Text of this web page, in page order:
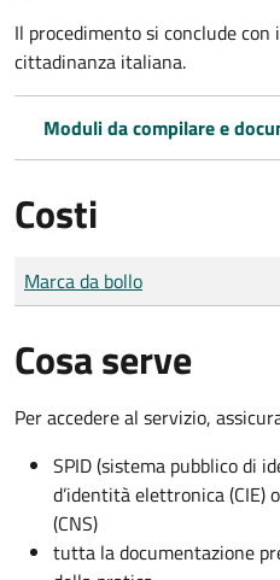
Il procedimento si conclude
cittadinanza italiana.
Moduli da compilare e
Costi
Tipo di pagamento
Importo
Marca da bollo
Cosa serve
Per accedere al servizio,
SPID (sistema pubblico di
d’identità elettronica (CIE)
(CNS)
tutta la documentazione